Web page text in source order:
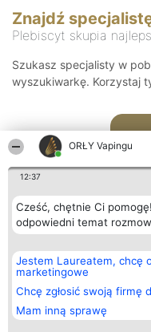
ORŁY Vapingu
12:37
Cześć, chętnie Ci
odpowiedni temat
Jestem Laureatem, chcę
marketingowe
Chcę zgłosić swoją firmę
Mam inną sprawę
Znajdź
Plebiscyt skupia
Szukasz specjalisty w
wyszukiwarkę. Korzystaj
Organizator plebiscytu
Bright Side Solutions sp. z o.
o. sp. k.
ul. Ruska 22
Wrocław 50-079
KRS 0000749100 | Regon
381313360 | NIP 8943132676